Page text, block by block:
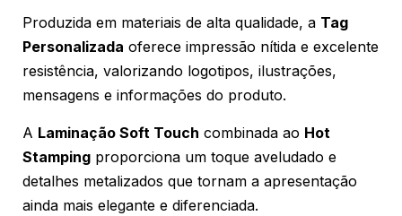
Produzida em materiais de alta qualidade, a Tag
Personalizada oferece impressão nítida e excelente
resistência, valorizando logotipos, ilustrações,
mensagens e informações do produto.
A Laminação Soft Touch combinada ao Hot
Stamping proporciona um toque aveludado e
detalhes metalizados que tornam a apresentação
ainda mais elegante e diferenciada.